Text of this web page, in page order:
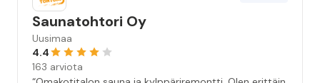
Saunatohtori Oy
Uusimaa
4.4
163 arviota